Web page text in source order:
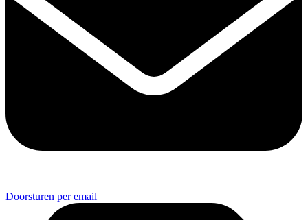
Doorsturen per email